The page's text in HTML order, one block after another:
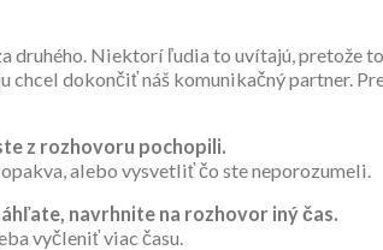
druhého. Niektorí ľudia to uvítajú, pretože
chcel dokončiť náš komunikačný partner.
z rozhovoru pochopili.
alebo vysvetliť čo ste neporozumeli.
navrhnite na rozhovor iný čas.
vyčleniť viac času.